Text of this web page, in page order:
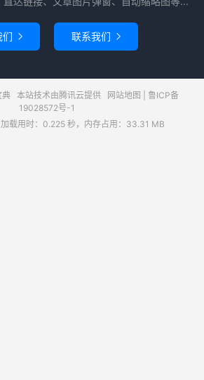
们  联系我们 
典 本站技术由腾讯云提供 网站地图
鲁ICP备
19028572号-1
载用时：0.225 秒，内存占用：33.31 MB